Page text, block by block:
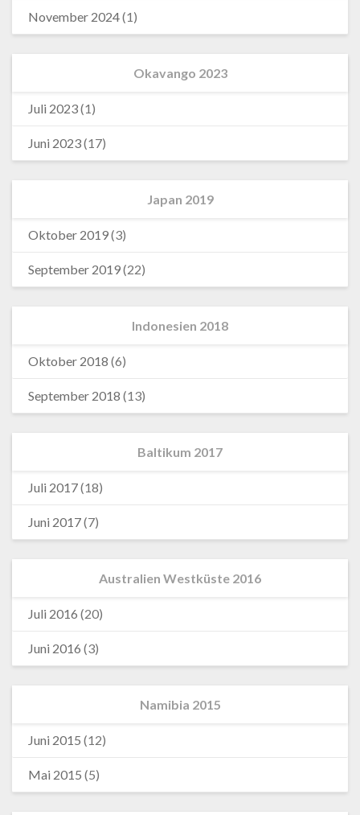
November 2024(1)
Okavango 2023
Juli 2023(1)
Juni 2023(17)
Japan 2019
Oktober 2019(3)
September 2019(22)
Indonesien 2018
Oktober 2018 (6)
September 2018 (13)
Baltikum 2017
Juli 2017(18)
Juni 2017(7)
Australien Westküste 2016
Juli 2016 (20)
Juni 2016 (3)
Namibia 2015
Juni 2015 (12)
Mai 2015 (5)